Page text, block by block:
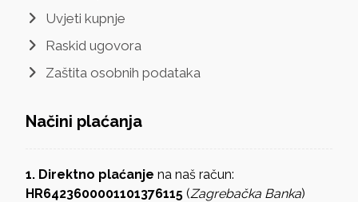
Uvjeti kupnje
Raskid ugovora
Zaštita osobnih podataka
Načini plaćanja
1. Direktno plaćanje na naš račun:
HR6423600001101376115(Zagrebačka Banka)